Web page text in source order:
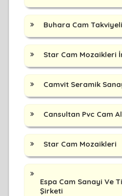
Buhara Cam
Star Cam Mozaikleri
Camvit Seramik
Cansultan Pvc Cam
Star Cam Mozaikleri
Espa Cam Sanayi Ve
Şirketi